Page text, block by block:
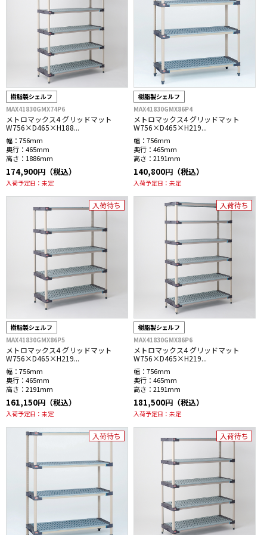
樹脂製シェルフ
MAX41830GMX74P6
メトロマックス4 グリッドマット
W756×D465×H188...
幅： 756mm
奥行： 465mm
高さ： 1886mm
174,900円（税込）
入荷予定日： 未定
樹脂製シェルフ
MAX41830GMX86P4
メトロマックス4 グリッドマット
W756×D465×H219...
幅： 756mm
奥行： 465mm
高さ： 2191mm
140,800円（税込）
入荷予定日： 未定
入荷待ち
樹脂製シェルフ
MAX41830GMX86P5
メトロマックス4 グリッドマット
W756×D465×H219...
幅： 756mm
奥行： 465mm
高さ： 2191mm
161,150円（税込）
入荷予定日： 未定
入荷待ち
樹脂製シェルフ
MAX41830GMX86P6
メトロマックス4 グリッドマット
W756×D465×H219...
幅： 756mm
奥行： 465mm
高さ： 2191mm
181,500円（税込）
入荷予定日： 未定
入荷待ち 入荷待ち